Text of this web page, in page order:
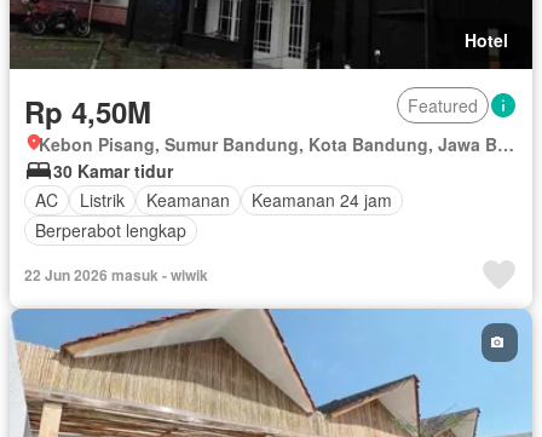
Hotel
Rp 4,50M
Featured
Kebon Pisang, Sumur Bandung, Kota Bandung, Jawa Barat
30 Kamar tidur
AC
Listrik Keamanan
Keamanan 24 jam
Berperabot lengkap
22 Jun 2026 masuk - wiwik